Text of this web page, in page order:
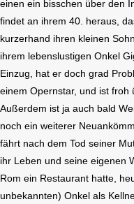
einen ein bisschen über den
findet an ihrem 40. heraus,
kurzerhand ihren kleinen
ihrem lebenslustigen Onkel
Einzug, hat er doch grad
einem Opernstar, und ist froh
Außerdem ist ja auch bald
noch ein weiterer
fährt nach dem Tod seiner
ihr Leben und seine eigenen
Rom ein Restaurant hatte,
unbekannten) Onkel als